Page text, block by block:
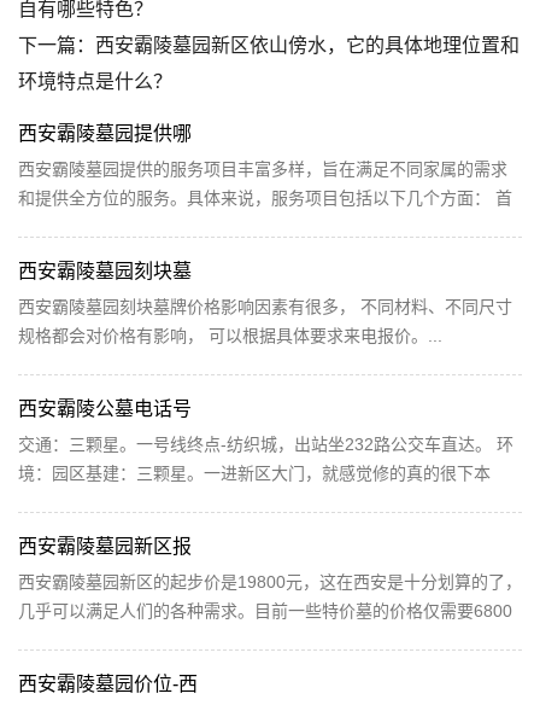
自有哪些特色？
下一篇： 西安霸陵墓园新区依山傍水，它的具体地理位置和
环境特点是什么？
西安霸陵墓园提供哪
西安霸陵墓园提供的服务项目丰富多样，旨在满足不同家属的需求
和提供全方位的服务。具体来说，服务项目包括以下几个方面： 首
西安霸陵墓园刻块墓
西安霸陵墓园刻块墓牌价格影响因素有很多， 不同材料、不同尺寸
规格都会对价格有影响， 可以根据具体要求来电报价。...
西安霸陵公墓电话号
交通：三颗星。一号线终点-纺织城，出站坐232路公交车直达。 环
境：园区基建：三颗星。一进新区大门，就感觉修的真的很下本
西安霸陵墓园新区报
西安霸陵墓园新区的起步价是19800元，这在西安是十分划算的了，
几乎可以满足人们的各种需求。目前一些特价墓的价格仅需要6800
西安霸陵墓园价位-西